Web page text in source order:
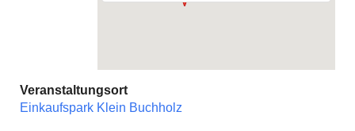
Veranstaltungsort
Einkaufspark Klein Buchholz